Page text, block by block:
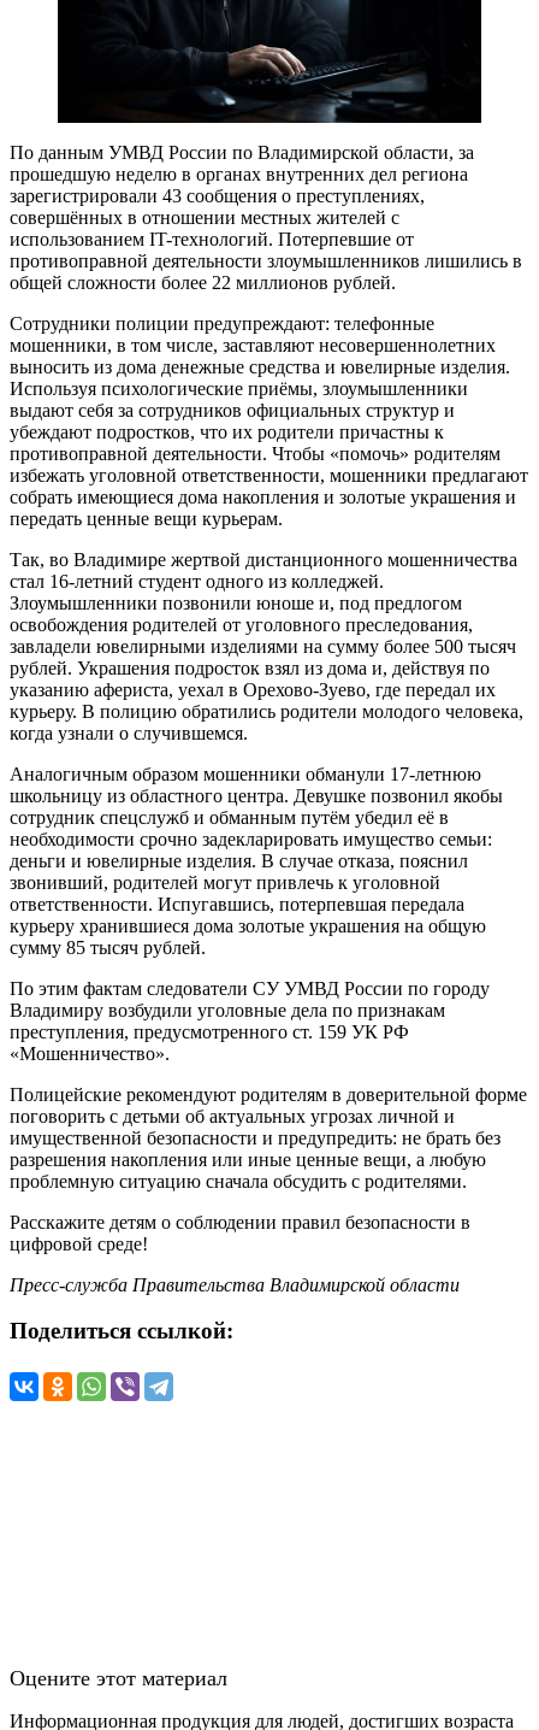
По данным УМВД России по Владимирской области, за
прошедшую неделю в органах внутренних дел региона
зарегистрировали 43 сообщения о преступлениях,
совершённых в отношении местных жителей с
использованием IT-технологий. Потерпевшие от
противоправной деятельности злоумышленников лишились в
общей сложности более 22 миллионов рублей.
Сотрудники полиции предупреждают: телефонные
мошенники, в том числе, заставляют несовершеннолетних
выносить из дома денежные средства и ювелирные изделия.
Используя психологические приёмы, злоумышленники
выдают себя за сотрудников официальных структур и
убеждают подростков, что их родители причастны к
противоправной деятельности. Чтобы «помочь» родителям
избежать уголовной ответственности, мошенники предлагают
собрать имеющиеся дома накопления и золотые украшения и
передать ценные вещи курьерам.
Так, во Владимире жертвой дистанционного мошенничества
стал 16-летний студент одного из колледжей.
Злоумышленники позвонили юноше и, под предлогом
освобождения родителей от уголовного преследования,
завладели ювелирными изделиями на сумму более 500 тысяч
рублей. Украшения подросток взял из дома и, действуя по
указанию афериста, уехал в Орехово-Зуево, где передал их
курьеру. В полицию обратились родители молодого человека,
когда узнали о случившемся.
Аналогичным образом мошенники обманули 17-летнюю
школьницу из областного центра. Девушке позвонил якобы
сотрудник спецслужб и обманным путём убедил её в
необходимости срочно задекларировать имущество семьи:
деньги и ювелирные изделия. В случае отказа, пояснил
звонивший, родителей могут привлечь к уголовной
ответственности. Испугавшись, потерпевшая передала
курьеру хранившиеся дома золотые украшения на общую
сумму 85 тысяч рублей.
По этим фактам следователи СУ УМВД России по городу
Владимиру возбудили уголовные дела по признакам
преступления, предусмотренного ст. 159 УК РФ
«Мошенничество».
Полицейские рекомендуют родителям в доверительной форме
поговорить с детьми об актуальных угрозах личной и
имущественной безопасности и предупредить: не брать без
разрешения накопления или иные ценные вещи, а любую
проблемную ситуацию сначала обсудить с родителями.
Расскажите детям о соблюдении правил безопасности в
цифровой среде!
Пресс-служба Правительства Владимирской области
Поделиться ссылкой:
Оцените этот материал
Информационная продукция для людей, достигших возраста